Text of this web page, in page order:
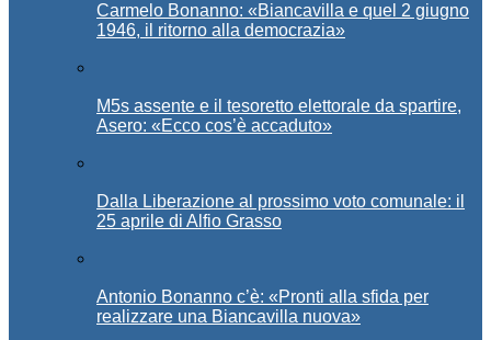
Carmelo Bonanno: «Biancavilla e quel 2 giugno
1946, il ritorno alla democrazia»
M5s assente e il tesoretto elettorale da spartire,
Asero: «Ecco cos’è accaduto»
Dalla Liberazione al prossimo voto comunale: il
25 aprile di Alfio Grasso
Antonio Bonanno c’è: «Pronti alla sfida per
realizzare una Biancavilla nuova»